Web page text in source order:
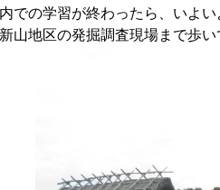
での学習が終わったら、いよい
山地区の発掘調査現場まで歩い